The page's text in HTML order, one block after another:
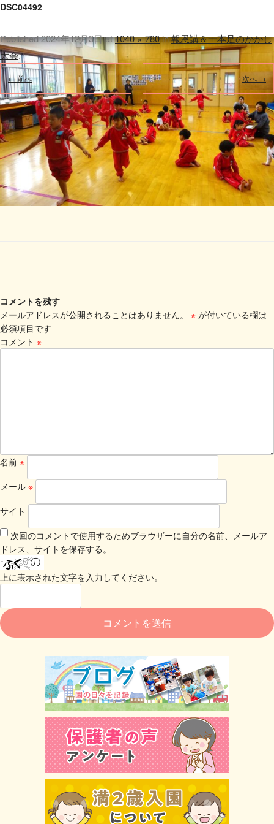
DSC04492
Published2024年12月3日at1040 × 780in報恩講＆一本足のかかし
大会.
← 前へ 次へ →
コメントを残す
メールアドレスが公開されることはありません。
※ が付いている欄は
必須項目です
コメント ※
名前 ※
メール ※
サイト
次回のコメントで使用するためブラウザーに自分の名前、メールア
ドレス、サイトを保存する。
上に表示された文字を入力してください。